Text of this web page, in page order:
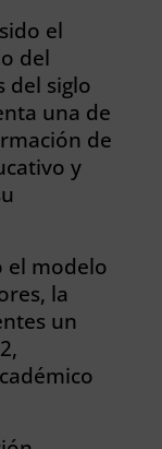
el
del
del siglo
una de
de
y
el modelo
la
un